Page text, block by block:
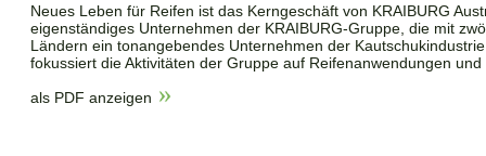
Neues Leben für Reifen ist das Kerngeschäft von KRAIBURG
eigenständiges Unternehmen der KRAIBURG-Gruppe, die mit
Ländern ein tonangebendes Unternehmen der
fokussiert die Aktivitäten der Gruppe auf Reifenanwendungen
als PDF anzeigen